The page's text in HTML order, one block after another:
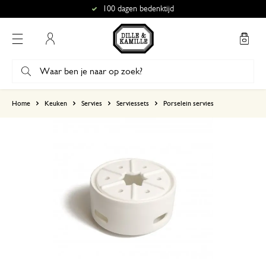
100 dagen bedenktijd
Home Keuken Servies Serviessets Porselein servies
2
1